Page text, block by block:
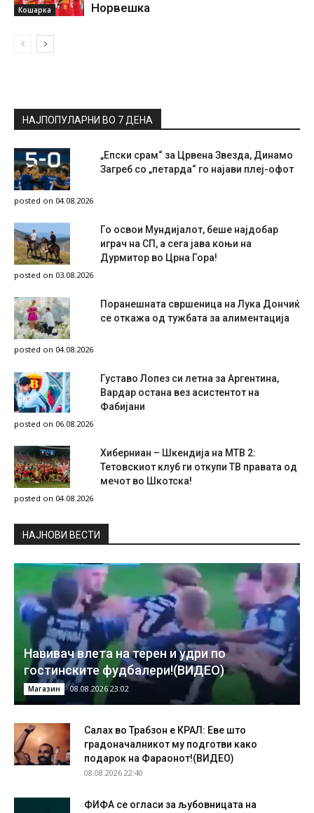
Кошарка
Норвешка
НАЈПОПУЛАРНИ ВО 7 ДЕНА
„Епски срам“ за Црвена Звезда, Динамо
Загреб со „петарда“ го најави плеј-офот
posted on 04.08.2026
Го освои Мундијалот, беше најдобар
играч на СП, а сега јава коњи на
Дурмитор во Црна Гора!
posted on 03.08.2026
Поранешната свршеница на Лука Дончиќ
се откажа од тужбата за алиментација
posted on 04.08.2026
Густаво Лопез си летна за Аргентина,
Вардар остана вез асистентот на
Фабијани
posted on 06.08.2026
Хиберниан – Шкендија на МТВ 2:
Тетовскиот клуб ги откупи ТВ правата од
мечот во Шкотска!
posted on 04.08.2026
НAЈНОВИ ВЕСТИ
Навивач влета на терен и удри по
гостинските фудбалери!(ВИДЕО)
Магазин 08.08.2026 23:02
Салах во Трабзон е КРАЛ: Еве што
градоначалникот му подготви како
подарок на Фараонот!(ВИДЕО)
08.08.2026 22:40
ФИФА се огласи за љубовницата на